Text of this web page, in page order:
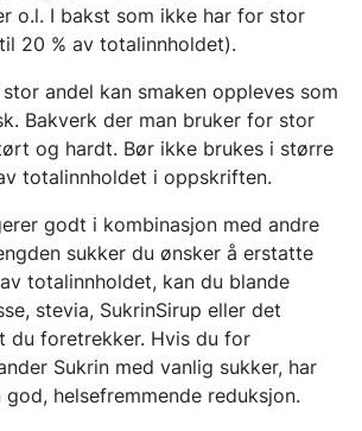
o.l. I bakst som ikke har for stor
20 % av totalinnholdet).
andel kan smaken oppleves som
Bakverk der man bruker for stor
og hardt. Bør ikke brukes i større
totalinnholdet i oppskriften.
godt i kombinasjon med andre
sukker du ønsker å erstatte
totalinnholdet, kan du blande
stevia, SukrinSirup eller det
du foretrekker. Hvis du for
Sukrin med vanlig sukker, har
helsefremmende reduksjon.